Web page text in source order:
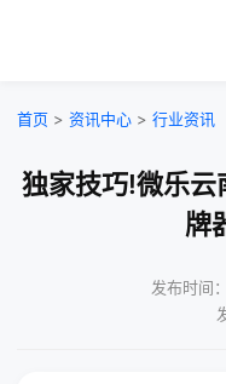
首页 > 资讯中心 > 行业资讯
独家技巧!微乐云
牌
发布时间